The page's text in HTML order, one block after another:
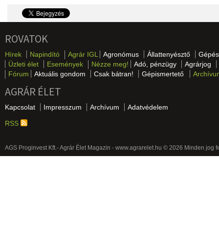
ROVATOK
Hírek Napindító Agrár IGL Agronómus Állattenyésztő
Üzleti élet
Események Nézze meg! Adó, pénzügy
Agrárjog
Fórum
Aktuális gondom Csak bátran! Gépismertető
AGRÁR ÉLET
Kapcsolat Impresszum Archívum Adatvédelem
RSS
AGS Proginvest Kft.- Agrár Élet Magazin - www.agrarelet.hu © 2026 Minden jog